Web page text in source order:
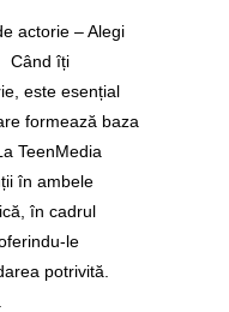
actorie – Alegi
Când îți
este esențial
formează baza
TeenMedia
în ambele
în cadrul
le
potrivită.